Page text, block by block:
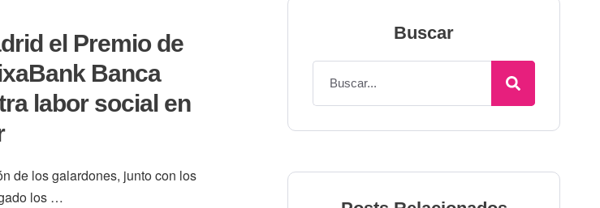
el Premio de
Banca
labor social en
de los galardones, junto con los
los …
Buscar